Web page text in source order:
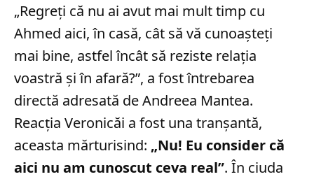
„Regreți că nu ai avut mai mult timp cu
Ahmed aici, în casă, cât să vă cunoașteți
mai bine, astfel încât să reziste relația
voastră și în afară?”, a fost întrebarea
directă adresată de Andreea Mantea.
Reacția Veronicăi a fost una tranșantă,
aceasta mărturisind: „Nu! Eu consider că
aici nu am cunoscut ceva real”. În ciuda